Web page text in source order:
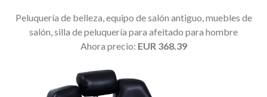
Peluquería de belleza, equipo de salón antiguo, muebles de
salón, silla de peluquería para afeitado para hombre
Ahora precio: EUR 368.39